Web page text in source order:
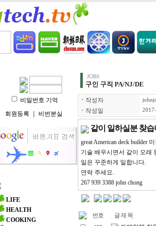
비밀번호 기억
회원등록
비번분실
주요 메뉴
LIFE
HEALTH
COOKING
JOBS
구인 구직 PA/NJ/DE
ㆍ 작성자
ㆍ 작성일
같이 일하실분 찾습
great American deck builder
기술 배우시면서 같이 오래
일은 꾸준하게 일합니다.
연락 주세요.
267 939 3388 john chong
번호 글 제 목